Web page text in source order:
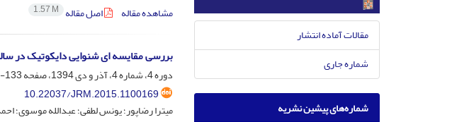
مشاهده مقاله
اصل مقاله 1.57 M
بررسی مقایسه ای شنوایی دایکوتیک در
دوره 4، شماره 4، آذر و دی 1394، صفحه
133-141
10.22037/JRM.2015.1100169
میترا رضاپور؛ یونس لطفی؛ عبدالله موسوی؛
مقالات آماده انتشار
شماره جاری
شماره‌های پیشین نشریه